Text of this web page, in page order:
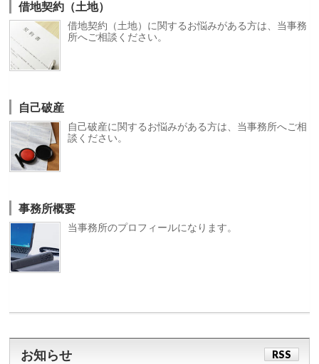
借地契約（土地）
借地契約（土地）に関するお悩みがある方は、当事務
所へご相談ください。
自己破産
自己破産に関するお悩みがある方は、当事務所へご相
談ください。
事務所概要
当事務所のプロフィールになります。
お知らせ RSS